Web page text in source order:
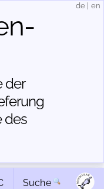
der
des
de en
Suche